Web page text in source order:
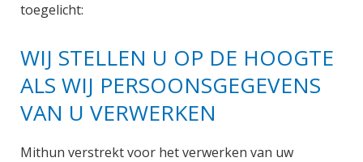
toegelicht:
WIJ STELLEN U OP DE HOOGTE
ALS WIJ PERSOONSGEGEVENS
VAN U VERWERKEN
Mithun verstrekt voor het verwerken van uw